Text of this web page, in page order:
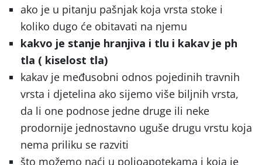
ako je u pitanju pašnjak koja vrsta stoke i
koliko dugo će obitavati na njemu
kakvo je stanje hranjiva i tlu i kakav je ph
tla ( kiselost tla)
kakav je međusobni odnos pojedinih travnih
vrsta i djetelina ako sijemo više biljnih vrsta,
da li one podnose jedne druge ili neke
prodornije jednostavno uguše drugu vrstu koja
nema priliku se razviti
što možemo naći u poljoapotekama i koja je